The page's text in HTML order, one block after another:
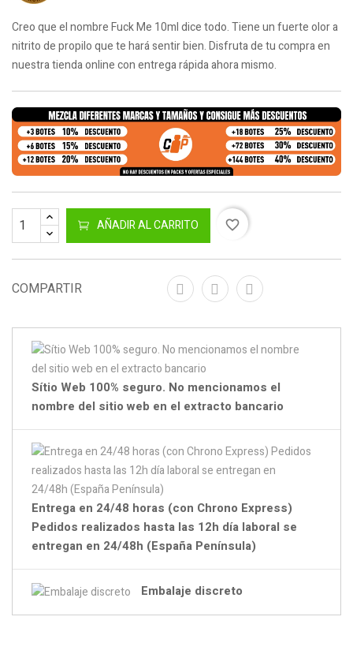
¡DISPONIBLE SÓLO EN INTERNET!
Creo que el nombre Fuck Me 10ml dice todo. Tiene un fuerte olor a
nitrito de propilo que te hará sentir bien. Disfruta de tu compra en
nuestra tienda online con entrega rápida ahora mismo.
AÑADIR AL CARRITO favorite_border
COMPARTIR
Sítio Web 100% seguro. No mencionamos el
nombre del sitio web en el extracto bancario
Entrega en 24/48 horas (con Chrono Express)
Pedidos realizados hasta las 12h día laboral se
entregan en 24/48h (España Península)
Embalaje discreto